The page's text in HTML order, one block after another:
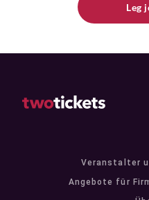
Leg
Veranstalter
Angebote für